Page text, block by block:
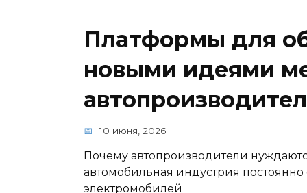
Платформы для
новыми идеями
10 июня, 2026
Почему автопроизводители
автомобильная индустрия постоянно
электромобилей